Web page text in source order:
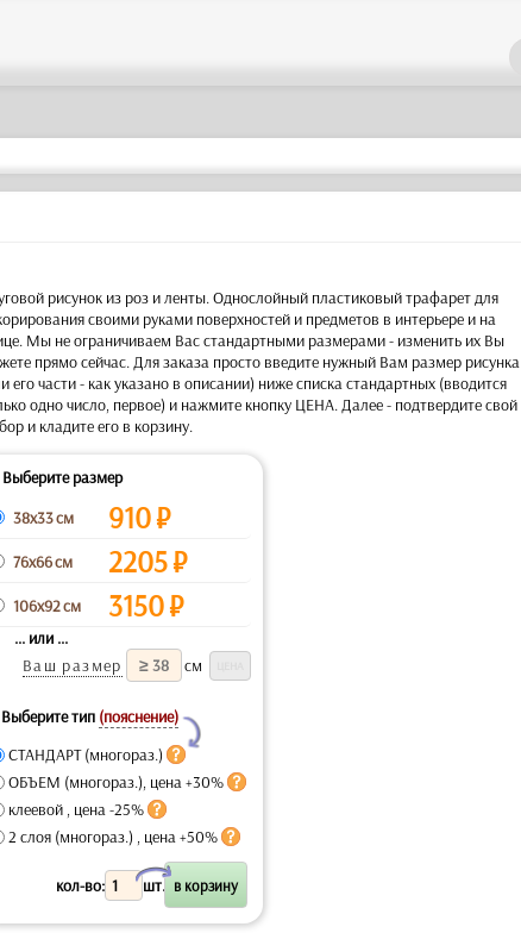
рисунок из роз и ленты. Однослойный пластиковый трафарет для
своими руками поверхностей и предметов в интерьере и на
Мы не ограничиваем Вас стандартными размерами - изменить их Вы
прямо сейчас. Для заказа просто введите нужный Вам размер рисунка
его части - как указано в описании) ниже списка стандартных (вводится
одно число, первое) и нажмите кнопку ЦЕНА. Далее - подтвердите свой
и кладите его в корзину.
Выберите размер
38x33 см
910₽
76x66 см 2205₽
106x92 см 3150₽
... или ...
Ваш размер
см
Выберите тип (пояснение)
Y
СТАНДАРТ (многораз.)
ОБЪЕМ (многораз.), цена +30%
клеевой , цена -25%
2 слоя (многораз.) , цена +50%
кол-во: шт.
X